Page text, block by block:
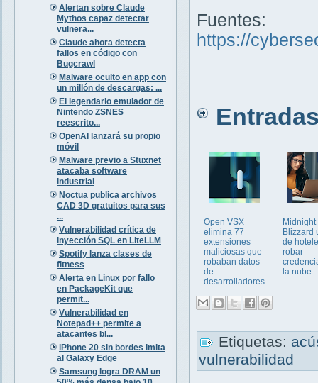
Alertan sobre Claude
Mythos capaz detectar
vulnera...
Claude ahora detecta
fallos en código con
Bugcrawl
Malware oculto en app con
un millón de descargas: ...
El legendario emulador de
Nintendo ZSNES
reescrito...
OpenAI lanzará su propio
móvil
Malware previo a Stuxnet
atacaba software
industrial
Noctua publica archivos
CAD 3D gratuitos para sus
...
Vulnerabilidad crítica de
inyección SQL en LiteLLM
Spotify lanza clases de
fitness
Alerta en Linux por fallo
en PackageKit que
permit...
Vulnerabilidad en
Notepad++ permite a
atacantes bl...
iPhone 20 sin bordes imita
al Galaxy Edge
Samsung logra DRAM un
Fuentes:
https://
Entradas
Open VSX
elimina 77
extensiones
maliciosas que
robaban datos
de
desarrolladores
Midnight
Blizzard
de
robar
la nube
Etiquetas:
vulnerabilidad